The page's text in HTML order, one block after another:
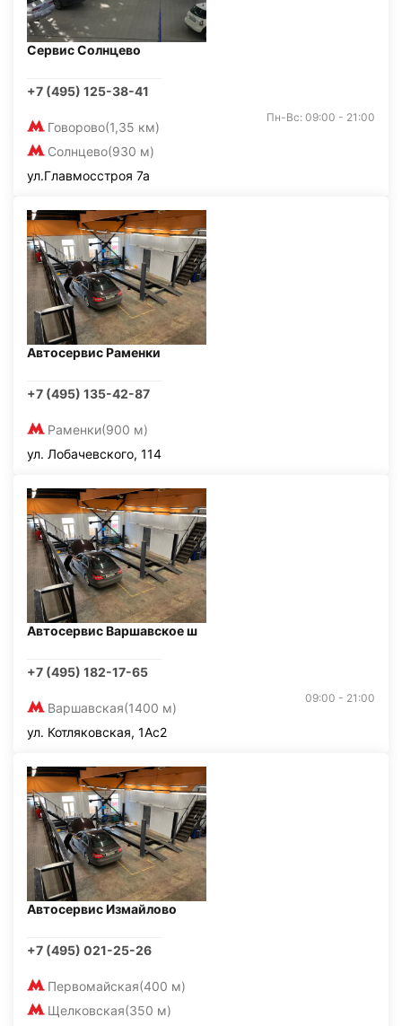
Сервис Солнцево
+7 (495) 125-38-41
Говорово(1,35 км)
Солнцево(930 м)
Пн-Вс: 09:00 - 21:00
ул.Главмосстроя 7а
Автосервис Раменки
+7 (495) 135-42-87
Раменки(900 м)
ул. Лобачевского, 114
Автосервис Варшавское ш
+7 (495) 182-17-65
Варшавская(1400 м)
09:00 - 21:00
ул. Котляковская, 1Ас2
Автосервис Измайлово
+7 (495) 021-25-26
Первомайская(400 м)
Щелковская(350 м)